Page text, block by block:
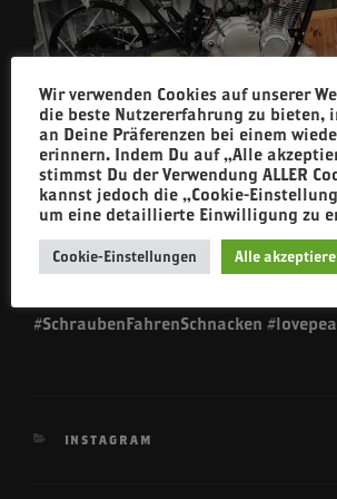
Schön eingespeicht sind die Räder
#caferacer schon mal. Demnächst
rollt dat Chassis auch
#ftw #forevertwowheels
#garagebuilt #builtnotbought #derRoy
#SKR #Werkstatt #oldschool
#SchraubenFahrenSchnacken
KATEGORIEN
INSTAGRAM
Wir verwenden Cookies auf unserer
die beste Nutzererfahrung zu bieten,
an Deine Präferenzen bei einem
erinnern. Indem Du auf „Alle
stimmst Du der Verwendung ALLER
kannst jedoch die „Cookie-
um eine detaillierte Einwilligung zu
Cookie-Einstellungen Alle